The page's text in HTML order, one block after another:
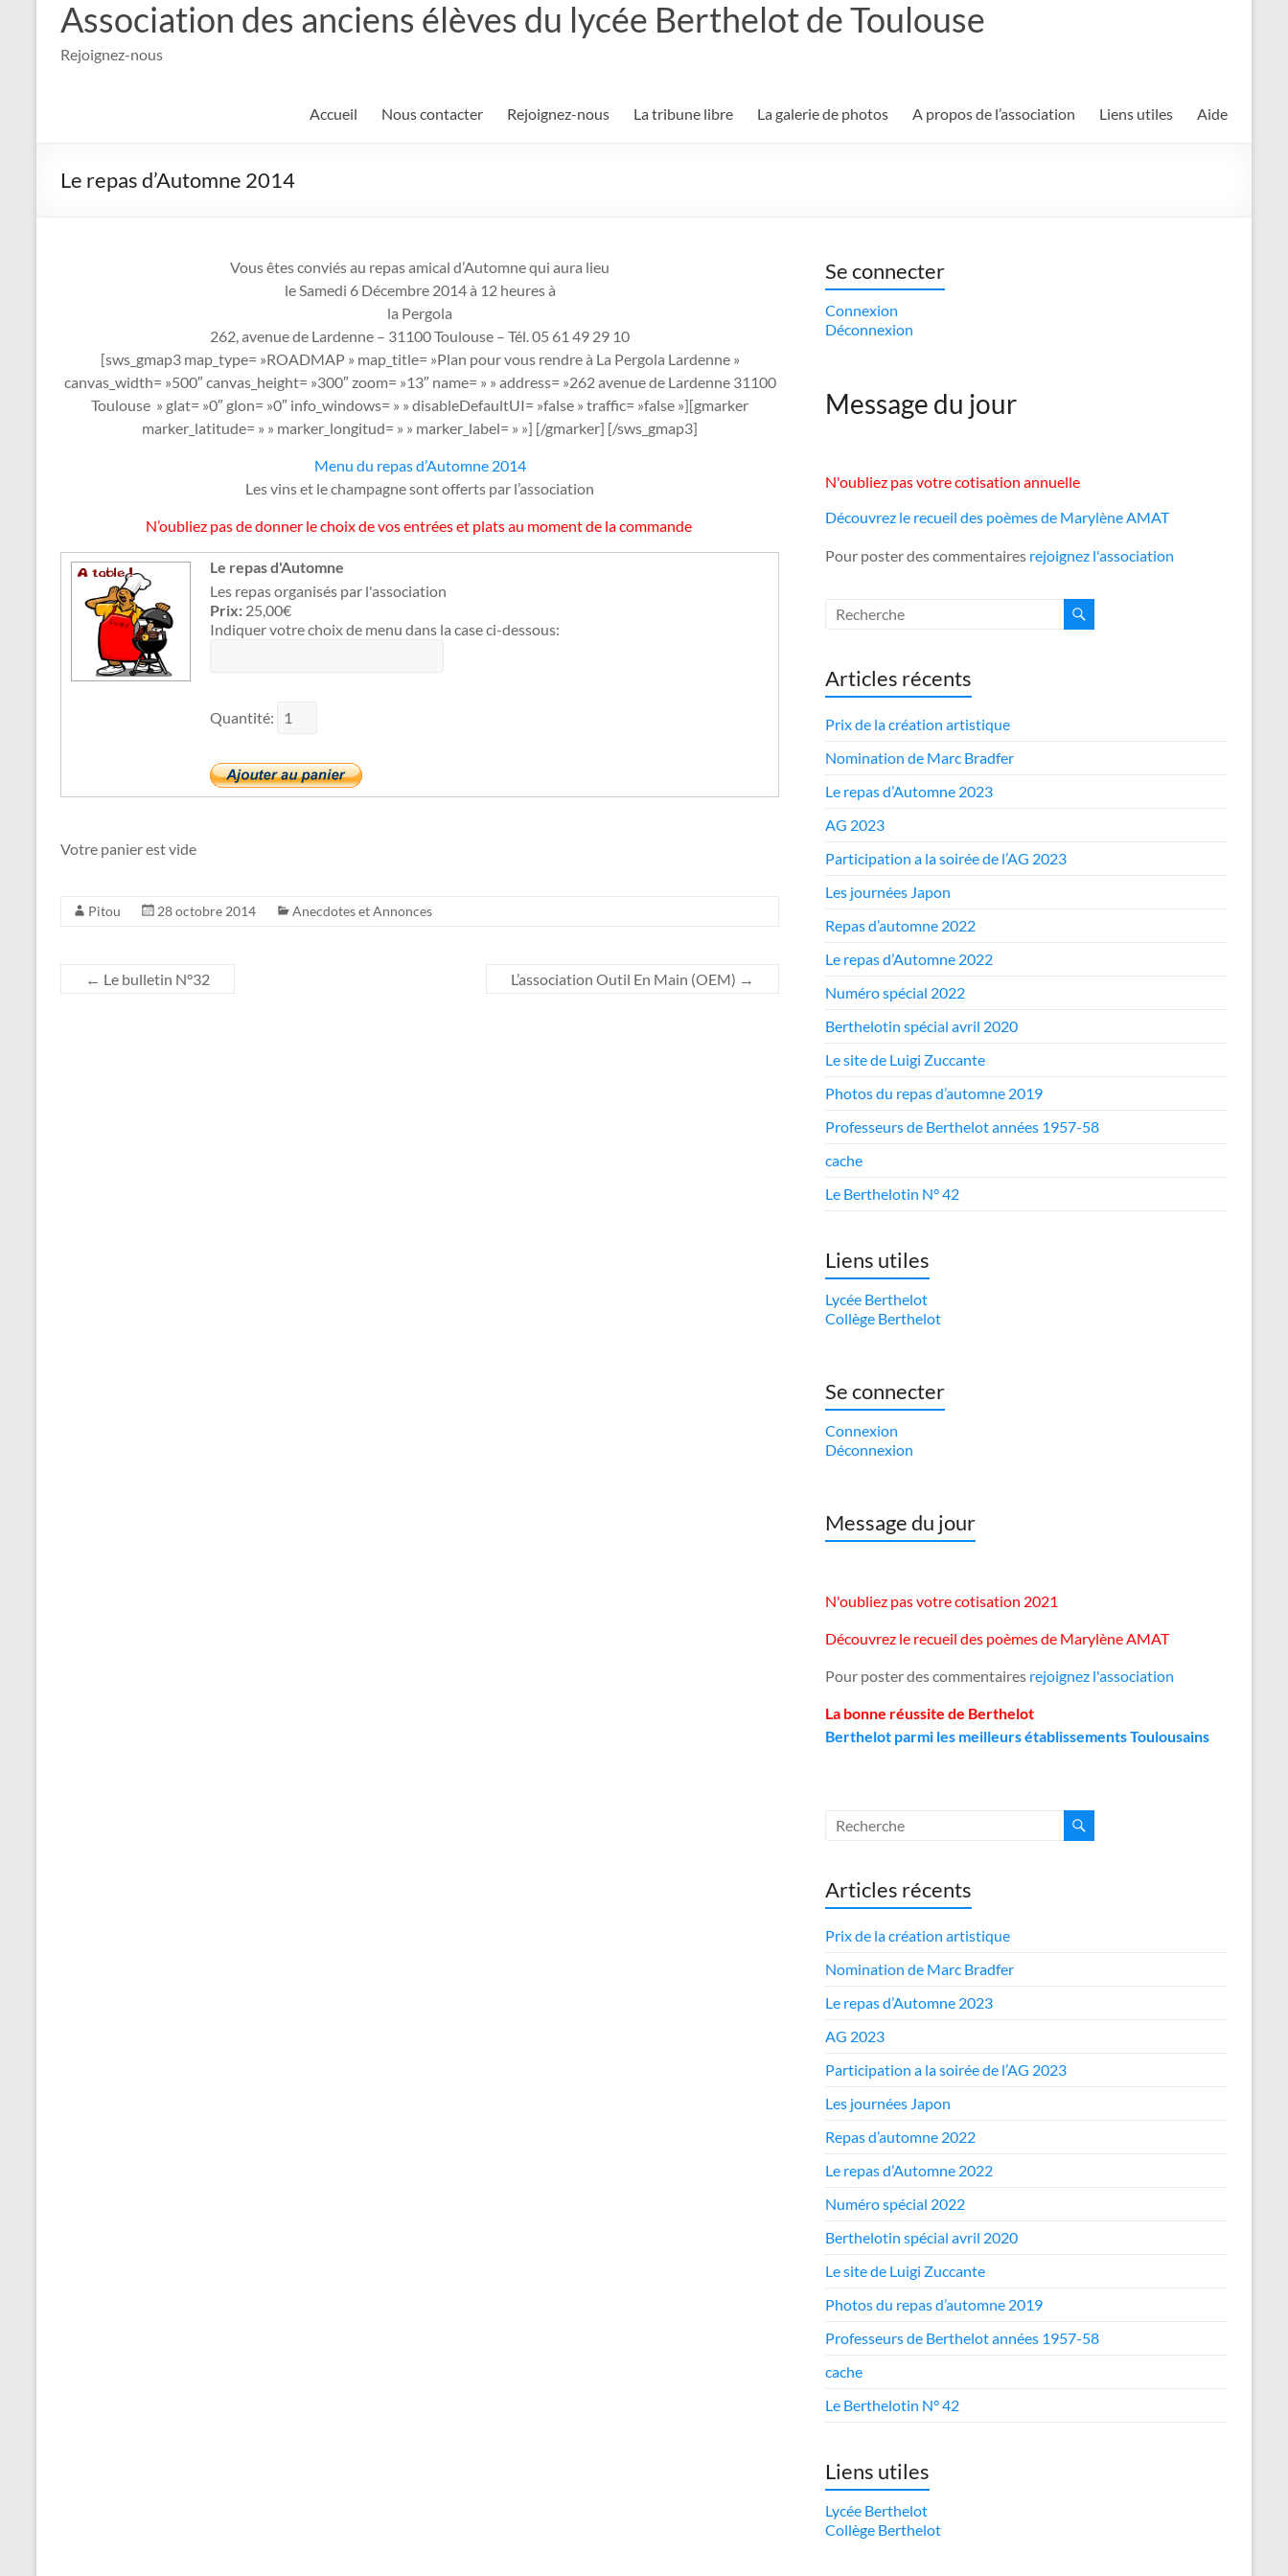
Association des anciens élèves du lycée Berthelot de Toulouse
Rejoignez-nous
Accueil Nous contacter Rejoignez-nous La tribune libre La galerie de photos A propos de l’association Liens utiles Aide
Le repas d’Automne 2014
Vous êtes conviés au repas amical d’Automne qui aura lieu
le Samedi 6 Décembre 2014 à 12 heures à
la Pergola
262, avenue de Lardenne – 31100 Toulouse – Tél. 05 61 49 29 10
[sws_gmap3 map_type= »ROADMAP » map_title= »Plan pour vous rendre à La Pergola Lardenne »
canvas_width= »500″ canvas_height= »300″ zoom= »13″ name= » » address= »262 avenue de Lardenne 31100
Toulouse » glat= »0″ glon= »0″ info_windows= » » disableDefaultUI= »false » traffic= »false »][gmarker
marker_latitude= » » marker_longitud= » » marker_label= » »] [/gmarker] [/sws_gmap3]
Menu du repas d’Automne 2014
Les vins et le champagne sont offerts par l’association
N’oubliez pas de donner le choix de vos entrées et plats au moment de la commande
Le repas d'Automne
Les repas organisés par l'association
Prix: 25,00€
Indiquer votre choix de menu dans la case ci-dessous:
Quantité:
Votre panier est vide
Pitou 28 octobre 2014 Anecdotes et Annonces
← Le bulletin N°32 L’association Outil En Main (OEM) →
Se connecter
Connexion
Déconnexion
Message du jour
N'oubliez pas votre cotisation annuelle
Découvrez le recueil des poèmes de Marylène AMAT
Pour poster des commentaires rejoignez l'association
Articles récents
Prix de la création artistique
Nomination de Marc Bradfer
Le repas d’Automne 2023
AG 2023
Participation a la soirée de l’AG 2023
Les journées Japon
Repas d’automne 2022
Le repas d’Automne 2022
Numéro spécial 2022
Berthelotin spécial avril 2020
Le site de Luigi Zuccante
Photos du repas d’automne 2019
Professeurs de Berthelot années 1957-58
cache
Le Berthelotin N° 42
Liens utiles
Lycée Berthelot
Collège Berthelot
Se connecter
Connexion
Déconnexion
Message du jour
N'oubliez pas votre cotisation 2021
Découvrez le recueil des poèmes de Marylène AMAT
Pour poster des commentaires rejoignez l'association
La bonne réussite de Berthelot
Berthelot parmi les meilleurs établissements Toulousains
Articles récents
Prix de la création artistique
Nomination de Marc Bradfer
Le repas d’Automne 2023
AG 2023
Participation a la soirée de l’AG 2023
Les journées Japon
Repas d’automne 2022
Le repas d’Automne 2022
Numéro spécial 2022
Berthelotin spécial avril 2020
Le site de Luigi Zuccante
Photos du repas d’automne 2019
Professeurs de Berthelot années 1957-58
cache
Le Berthelotin N° 42
Liens utiles
Lycée Berthelot
Collège Berthelot